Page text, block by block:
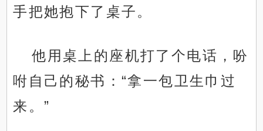
手把她抱下了桌子。
他用桌上的座机打了个电话，吩
咐自己的秘书：“拿一包卫生巾过
来。”